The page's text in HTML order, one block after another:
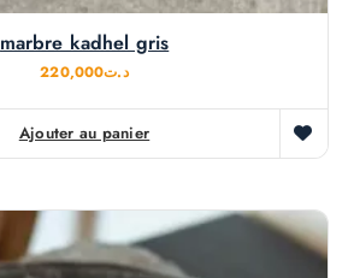
marbre kadhel gris
د.ت220,000
Ajouter au panier